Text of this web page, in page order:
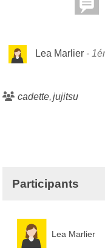
Lea Marlier
cadette jujitsu
Participants
Lea Marlier